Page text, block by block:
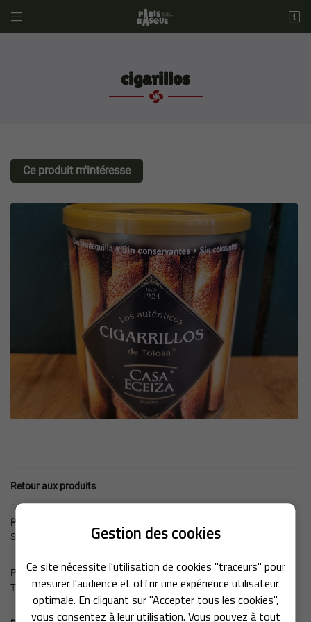
Gestion des cookies
Ce site nécessite l'utilisation de cookies "traceurs" pour
mesurer l'audience et offrir une expérience utilisateur
optimale. En cliquant sur "Accepter tous les cookies",
vous consentez à leur utilisation. Vous pouvez à tout

ACCUEIL
BASQUES

01 42 53 42
Adresse email de réception
Recopier le code ci-contre
Rafraîchir le captcha
En cochant cette case, vous consentez à recevoir nos propositions commerciales à
l'adresse email indiqué ci-dessus. Vous pouvez vous désinscrire à tout moment en
le formulaire de désinscription.
Inscription
cigarillos
Ce produit m'intéresse
Retour aux produits
Produit précédent
Sablés basque
Produit suivant
Tuiles aux amendes